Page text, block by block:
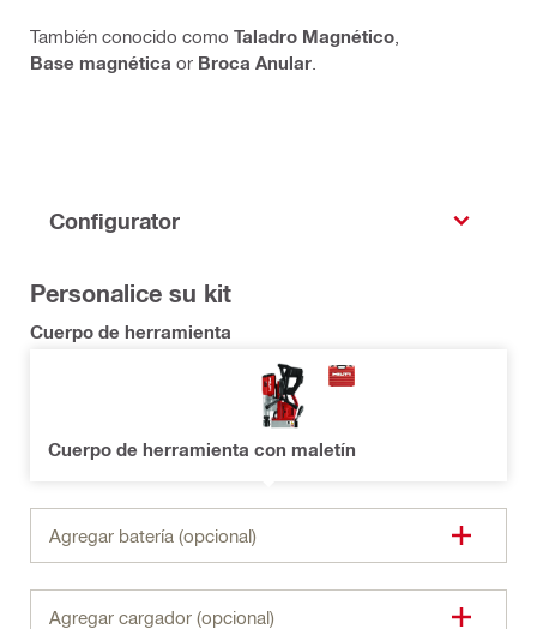
También conocido como Taladro Magnético
Base magnética or Broca Anular
Configurator
Personalice su kit
Cuerpo de herramienta
Cuerpo de herramienta con maletín
Agregar batería (opcional)
Agregar cargador (opcional)